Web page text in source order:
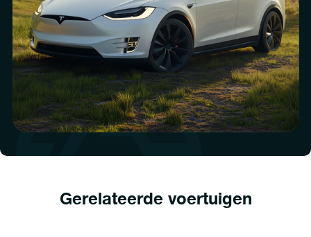
Gerelateerde voertuigen